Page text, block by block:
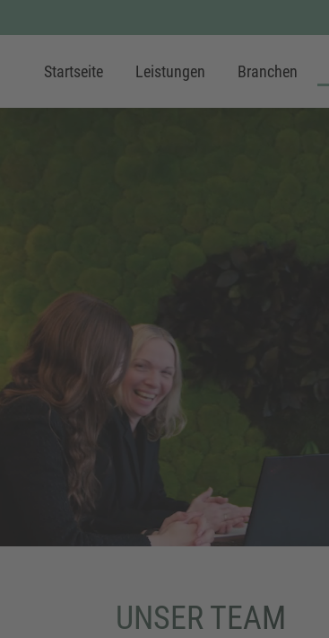
Startseite Leistungen Branchen
UNSER TEAM